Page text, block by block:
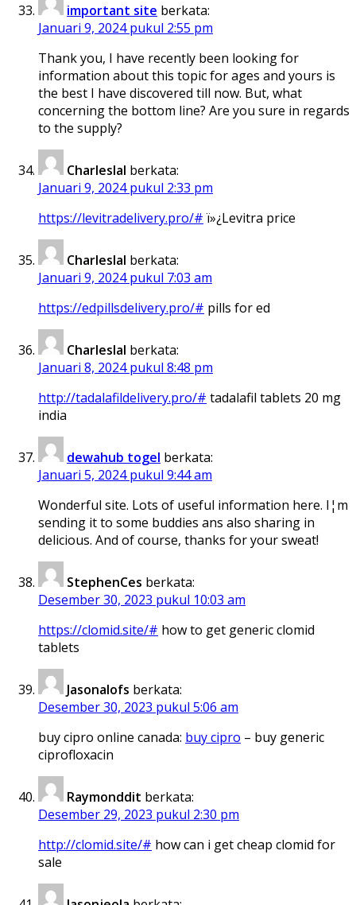
important site berkata:
Januari 9, 2024 pukul 2:55 pm
Thank you, I have recently been looking for
information about this topic for ages and yours is
the best I have discovered till now. But, what
concerning the bottom line? Are you sure in regards
to the supply?
Charleslal berkata:
Januari 9, 2024 pukul 2:33 pm
https://levitradelivery.pro/#ï»¿Levitra price
Charleslal berkata:
Januari 9, 2024 pukul 7:03 am
https://edpillsdelivery.pro/# pills for ed
Charleslal berkata:
Januari 8, 2024 pukul 8:48 pm
http://tadalafildelivery.pro/# tadalafil tablets 20 mg
india
dewahub togel berkata:
Januari 5, 2024 pukul 9:44 am
Wonderful site. Lots of useful information here. I¦m
sending it to some buddies ans also sharing in
delicious. And of course, thanks for your sweat!
StephenCes berkata:
Desember 30, 2023 pukul 10:03 am
https://clomid.site/# how to get generic clomid
tablets
Jasonalofs berkata:
Desember 30, 2023 pukul 5:06 am
buy cipro online canada: buy cipro – buy generic
ciprofloxacin
Raymonddit berkata:
Desember 29, 2023 pukul 2:30 pm
http://clomid.site/# how can i get cheap clomid for
sale